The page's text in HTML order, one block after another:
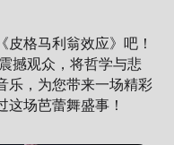
格马利翁效应》吧！
撼观众，将哲学与悲
乐，为您带来一场精彩
场芭蕾舞盛事！